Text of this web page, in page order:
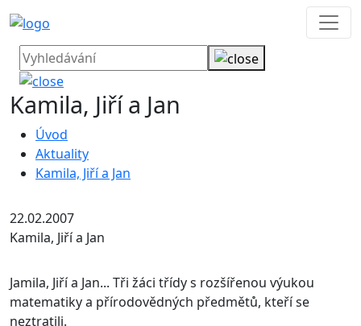
Kamila, Jiří a Jan
Úvod
Aktuality
Kamila, Jiří a Jan
22.02.2007
Kamila, Jiří a Jan
Jamila, Jiří a Jan... Tři žáci třídy s rozšířenou výukou
matematiky a přírodovědných předmětů, kteří se
neztratili.